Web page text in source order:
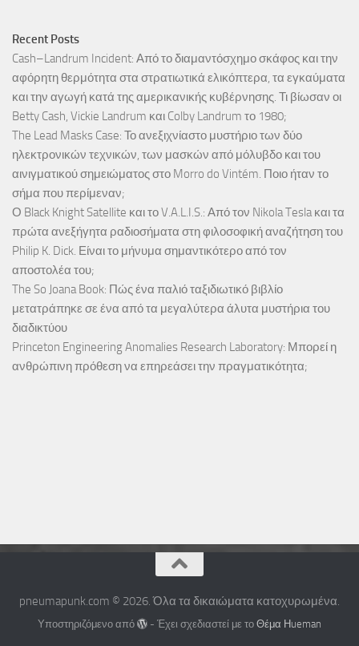
Recent Posts
Cash–Landrum Incident: Από το διαμαντόσχημο σκάφος και την
αφόρητη θερμότητα στα στρατιωτικά ελικόπτερα, τα εγκαύματα
και την αγωγή κατά της αμερικανικής κυβέρνησης. Τι βίωσαν οι
Betty Cash, Vickie Landrum και Colby Landrum το 1980;
The Lead Masks Case: Το ανεξιχνίαστο μυστήριο των δύο
ηλεκτρονικών τεχνικών, των μασκών από μόλυβδο και του
αινιγματικού σημειώματος στο Morro do Vintém. Ποιο ήταν το
σήμα που περίμεναν;
Ο Black Knight Satellite και το V.A.L.I.S.: Από τον Nikola Tesla και τα
πρώτα ανεξήγητα ραδιοσήματα στη φιλοσοφική αναζήτηση του
Philip K. Dick. Είναι το μήνυμα σημαντικότερο από τον
αποστολέα του;
The So Joana Book: Πώς ένα παλιό ταξιδιωτικό βιβλίο
μετατράπηκε σε ένα από τα μεγαλύτερα άλυτα μυστήρια του
διαδικτύου
Princeton Engineering Anomalies Research Laboratory: Μπορεί η
ανθρώπινη πρόθεση να επηρεάσει την πραγματικότητα;
pneumapunk.com © 2026. Όλα τα δικαιώματα κατοχυρωμένα.
Υποστηριζόμενο από - Έχει σχεδιαστεί με τοΘέμα Ηueman